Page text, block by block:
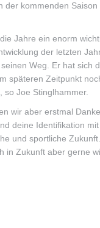
der kommenden
die Jahre ein enorm
der letzten
Weg. Er hat sich
späteren Zeitpunkt
so Joe Stinglhammer.
wir aber erstmal
deine Identifikation
und sportliche
in Zukunft aber gerne